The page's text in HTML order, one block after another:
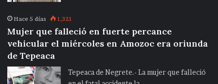
Hace 5 días 1,321
Mujer que falleció en fuerte percance
vehicular el miércoles en Amozoc era oriunda
de Tepeaca
Tepeaca de Negrete.- La mujer que falleció